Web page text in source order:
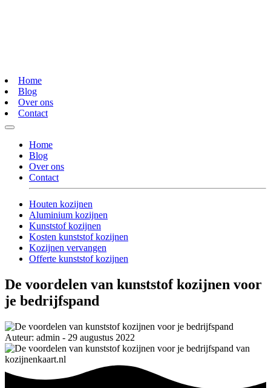
Home
Blog
Over ons
Contact
Home
Blog
Over ons
Contact
Houten kozijnen
Aluminium kozijnen
Kunststof kozijnen
Kosten kunststof kozijnen
Kozijnen vervangen
Offerte kunststof kozijnen
De voordelen van kunststof kozijnen voor
je bedrijfspand
Auteur: admin - 29 augustus 2022